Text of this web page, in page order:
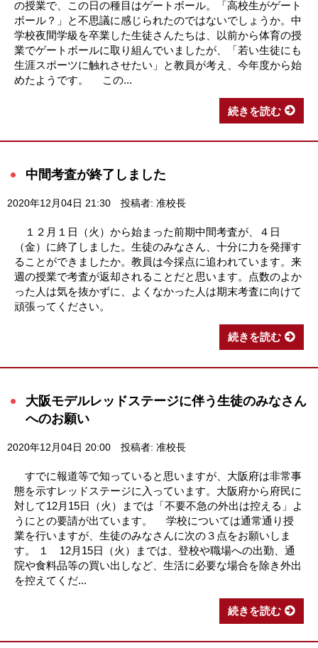
の授業で、この日の種目はゲートボール。「高校生がゲート
ボール？」と不思議に感じられたのではないでしょうか。中
学校夜間学級を卒業した生徒さんたちは、以前から体育の授
業でゲートボールに取り組んでいましたが、「若い生徒にも
生涯スポーツに触れさせたい」と教員が考え、今年度から始
めたようです。 この...
続きを読む
中間考査が終了しました
2020年12月04日 21:30 投稿者: 准校長
１２月１日（火）から始まった前期中間考査が、４日
（金）に終了しました。生徒のみなさん、十分に力を発揮す
ることができましたか。教員は今採点に追われています。来
週の授業で考査が返却されることだと思います。点数のよか
った人は気を抜かずに、よくなかった人は期末考査に向けて
頑張ってください。
続きを読む
大阪モデルレッドステージに伴う生徒のみなさん
へのお願い
2020年12月04日 20:00 投稿者: 准校長
すでに報道等で知っていると思いますが、大阪府は非常事
態を示すレッドステージに入っています。大阪府から府民に
対して12月15日（火）までは「不要不急の外出は控える」よ
うにとの要請が出ています。 学校については通常通り授
業を行いますが、生徒のみなさんに次の３点をお願いしま
す。 １ 12月15日（火）までは、登校や職場への出勤、通
院や食料品等の買い出しなど、生活に必要な場合を除き外出
を控えてくだ...
続きを読む